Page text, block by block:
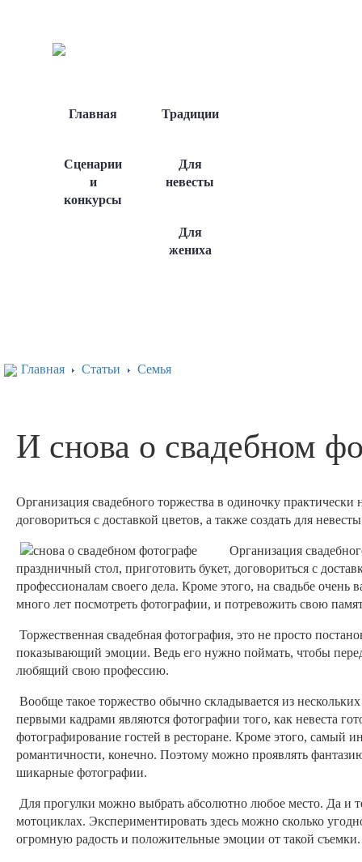
Главная Традиции
Сценарии
и
конкурсы
Для
невесты
Для
жениха
Главная Статьи Семья
И снова о свадебном
Организация свадебного торжества в одиночку
договориться с доставкой цветов, а также создать для
Организация
праздничный стол, приготовить букет, договориться с
профессионалам своего дела. Кроме этого, на свадьбе
много лет посмотреть фотографии, и потревожить свою
Торжественная свадебная фотография, это не просто
показывающий эмоции. Ведь его нужно поймать, чтобы
любящий свою профессию.
Вообще такое торжество обычно складывается из
первыми кадрами являются фотографии того, как невеста
фотографирование гостей в ресторане. Кроме этого, самый
романтичности, конечно. Поэтому можно проявлять
шикарные фотографии.
Для прогулки можно выбрать абсолютно любое место. Да и
мотоциклах. Экспериментировать здесь можно сколько
огромную радость и положительные эмоции от такой съемки.